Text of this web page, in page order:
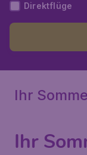
Direktflüge
Ihr
Ihr